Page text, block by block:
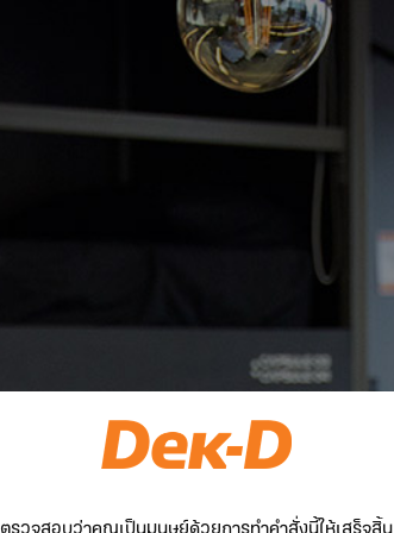
ตรวจสอบว่าคุณเป็นมนุษย์ด้วยการทำคำสั่งนี้ให้เสร็จสิ้น